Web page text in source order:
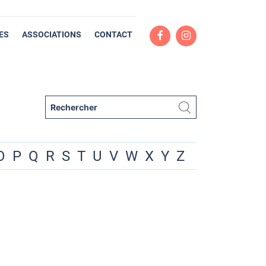
ASSOCIATIONS CONTACT
P Q R S T U V W X Y Z